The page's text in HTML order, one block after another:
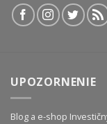
UPOZORNENIE
Blog a e-shop